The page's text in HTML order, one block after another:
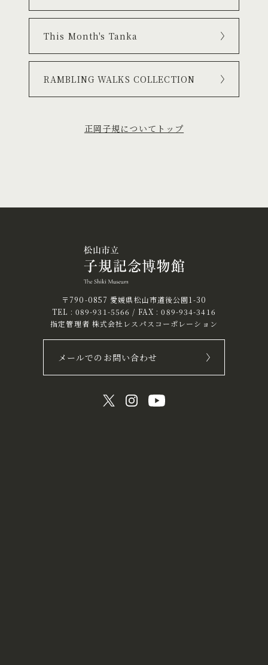
This Month's Tanka
RAMBLING WALKS COLLECTION
正岡子規についてトップ
〒790-0857 愛媛県松山市道後公園1-30
TEL : 089-931-5566 / FAX : 089-934-3416
指定管理者 株式会社レスパスコーポレーション
メールでのお問い合わせ